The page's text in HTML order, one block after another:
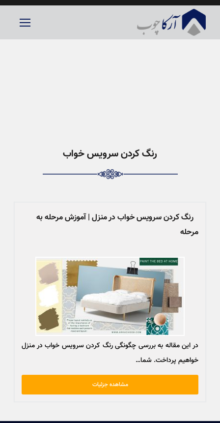
رنگ کردن سرویس خواب
رنگ کردن سرویس خواب در منزل | آموزش مرحله به
مرحله
در این مقاله به بررسی چگونگی رنگ کردن سرویس خواب در منزل
خواهیم پرداخت. شما…
مشاهده جزئیات